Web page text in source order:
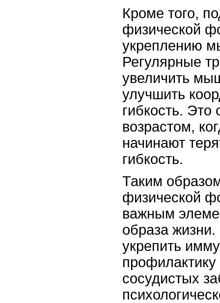
Кроме того,
физической
укреплению
Регулярные
увеличить
улучшить
гибкость. Это
возрастом,
начинают
гибкость.
Таким
физической
важным
образа
укрепить
сосудистых